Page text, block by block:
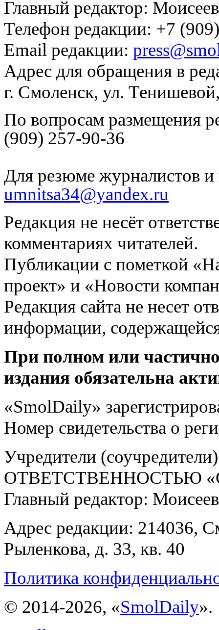
Главный редактор:
Телефон редакции: +7
Email редакции:
Адрес для обращения в
г. Смоленск, ул.
По вопросам размещения
(909) 257-90-36
Для резюме журналистов и
umnitsa34@yandex.ru
Редакция не несёт
комментариях читателей.
Публикации с пометкой
проект» и «Новости
Редакция сайта не несет
информации,
При полном или
издания обязательна
«SmolDaily»
Номер свидетельства о
Учредители
ОТВЕТСТВЕННОСТЬЮ
Главный редактор:
Адрес редакции: 214036,
Рыленкова, д. 33, кв. 40
Политика
© 2014-2026, «SmolDaily».